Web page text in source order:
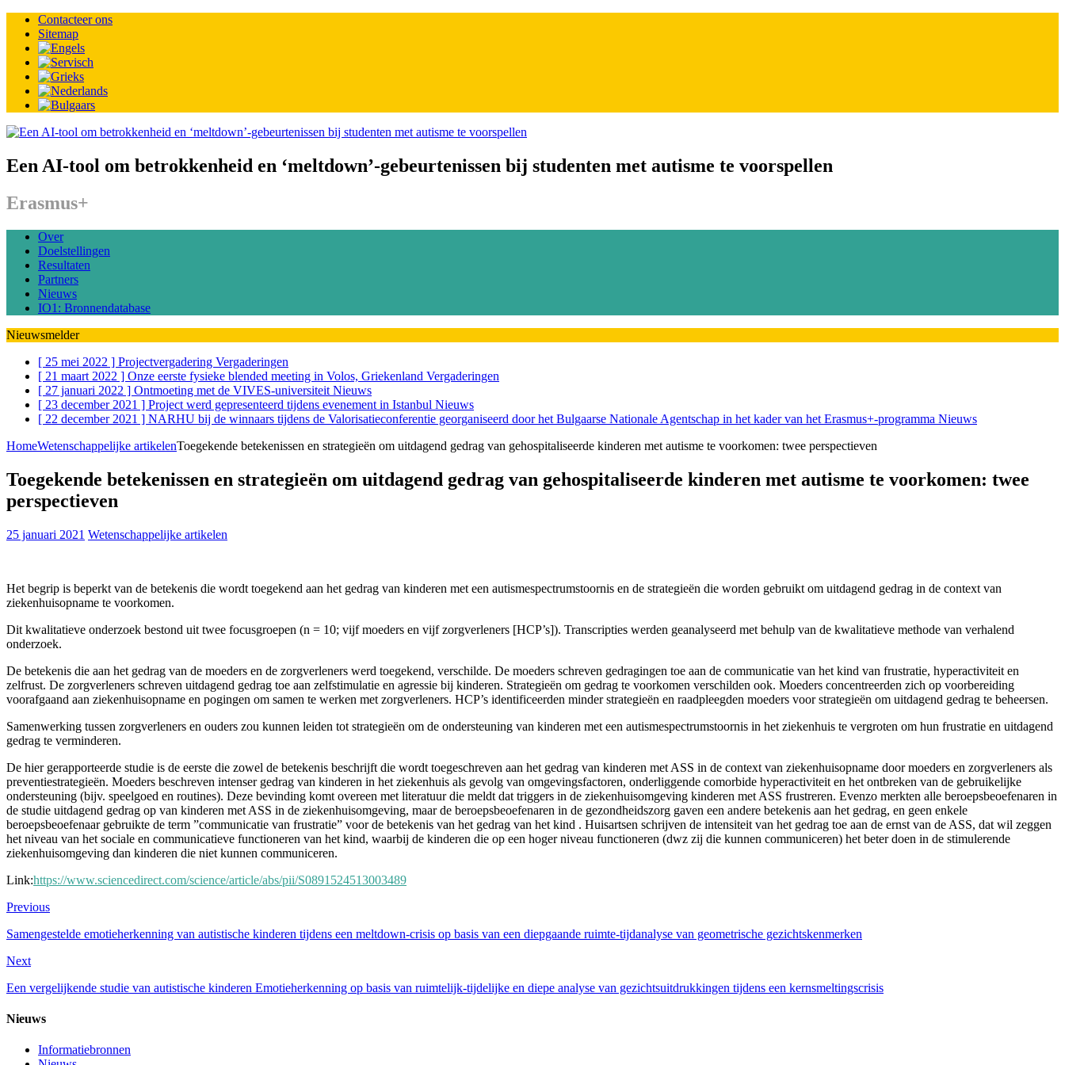
Contacteer ons
Sitemap
Een AI-tool om betrokkenheid en ‘meltdown’-gebeurtenissen bij studenten met autisme te voorspellen
Erasmus+
Over
Doelstellingen
Resultaten
Partners
Nieuws
IO1: Bronnendatabase
Nieuwsmelder
[ 25 mei 2022 ] Projectvergadering Vergaderingen
[ 21 maart 2022 ] Onze eerste fysieke blended meeting in Volos, Griekenland Vergaderingen
[ 27 januari 2022 ] Ontmoeting met de VIVES-universiteit Nieuws
[ 23 december 2021 ] Project werd gepresenteerd tijdens evenement in Istanbul Nieuws
[ 22 december 2021 ] NARHU bij de winnaars tijdens de Valorisatieconferentie georganiseerd door het Bulgaarse Nationale Agentschap in het kader van het Erasmus+-programma Nieuws
HomeWetenschappelijke artikelenToegekende betekenissen en strategieën om uitdagend gedrag van gehospitaliseerde kinderen met autisme te voorkomen: twee perspectieven
Toegekende betekenissen en strategieën om uitdagend gedrag van gehospitaliseerde kinderen met autisme te voorkomen: twee
perspectieven
25 januari 2021 Wetenschappelijke artikelen
Het begrip is beperkt van de betekenis die wordt toegekend aan het gedrag van kinderen met een autismespectrumstoornis en de strategieën die worden gebruikt om uitdagend gedrag in de context van
ziekenhuisopname te voorkomen.
Dit kwalitatieve onderzoek bestond uit twee focusgroepen (n = 10; vijf moeders en vijf zorgverleners [HCP’s]). Transcripties werden geanalyseerd met behulp van de kwalitatieve methode van verhalend
onderzoek.
De betekenis die aan het gedrag van de moeders en de zorgverleners werd toegekend, verschilde. De moeders schreven gedragingen toe aan de communicatie van het kind van frustratie, hyperactiviteit en
zelfrust. De zorgverleners schreven uitdagend gedrag toe aan zelfstimulatie en agressie bij kinderen. Strategieën om gedrag te voorkomen verschilden ook. Moeders concentreerden zich op voorbereiding
voorafgaand aan ziekenhuisopname en pogingen om samen te werken met zorgverleners. HCP’s identificeerden minder strategieën en raadpleegden moeders voor strategieën om uitdagend gedrag te beheersen.
Samenwerking tussen zorgverleners en ouders zou kunnen leiden tot strategieën om de ondersteuning van kinderen met een autismespectrumstoornis in het ziekenhuis te vergroten om hun frustratie en uitdagend
gedrag te verminderen.
De hier gerapporteerde studie is de eerste die zowel de betekenis beschrijft die wordt toegeschreven aan het gedrag van kinderen met ASS in de context van ziekenhuisopname door moeders en zorgverleners als
preventiestrategieën. Moeders beschreven intenser gedrag van kinderen in het ziekenhuis als gevolg van omgevingsfactoren, onderliggende comorbide hyperactiviteit en het ontbreken van de gebruikelijke
ondersteuning (bijv. speelgoed en routines). Deze bevinding komt overeen met literatuur die meldt dat triggers in de ziekenhuisomgeving kinderen met ASS frustreren. Evenzo merkten alle beroepsbeoefenaren in
de studie uitdagend gedrag op van kinderen met ASS in de ziekenhuisomgeving, maar de beroepsbeoefenaren in de gezondheidszorg gaven een andere betekenis aan het gedrag, en geen enkele
beroepsbeoefenaar gebruikte de term ”communicatie van frustratie” voor de betekenis van het gedrag van het kind . Huisartsen schrijven de intensiteit van het gedrag toe aan de ernst van de ASS, dat wil zeggen
het niveau van het sociale en communicatieve functioneren van het kind, waarbij de kinderen die op een hoger niveau functioneren (dwz zij die kunnen communiceren) het beter doen in de stimulerende
ziekenhuisomgeving dan kinderen die niet kunnen communiceren.
Link:https://www.sciencedirect.com/science/article/abs/pii/S0891524513003489
Previous
Samengestelde emotieherkenning van autistische kinderen tijdens een meltdown-crisis op basis van een diepgaande ruimte-tijdanalyse van geometrische gezichtskenmerken
Next
Een vergelijkende studie van autistische kinderen Emotieherkenning op basis van ruimtelijk-tijdelijke en diepe analyse van gezichtsuitdrukkingen tijdens een kernsmeltingscrisis
Nieuws
Informatiebronnen